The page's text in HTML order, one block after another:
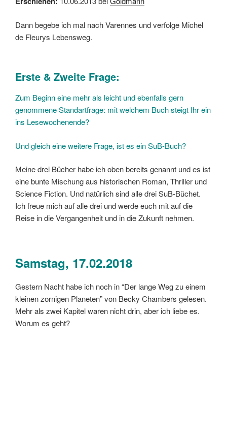
Dann begebe ich mal nach Varennes und verfolge Michel
de Fleurys Lebensweg.
Erste & Zweite Frage:
Zum Beginn eine mehr als leicht und ebenfalls gern
genommene Standartfrage: mit welchem Buch steigt Ihr ein
ins Lesewochenende?
Und gleich eine weitere Frage, ist es ein SuB-Buch?
Meine drei Bücher habe ich oben bereits genannt und es ist
eine bunte Mischung aus historischen Roman, Thriller und
Science Fiction. Und natürlich sind alle drei SuB-Büchet.
Ich freue mich auf alle drei und werde euch mit auf die
Reise in die Vergangenheit und in die Zukunft nehmen.
Samstag, 17.02.2018
Gestern Nacht habe ich noch in “Der lange Weg zu einem
kleinen zornigen Planeten” von Becky Chambers gelesen.
Mehr als zwei Kapitel waren nicht drin, aber ich liebe es.
Worum es geht?